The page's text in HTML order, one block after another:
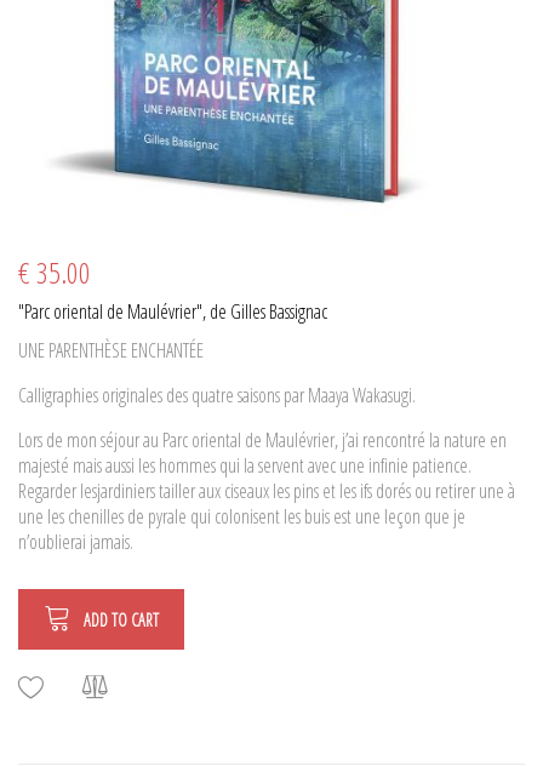
€ 35.00
"Parc oriental de Maulévrier", de Gilles Bassignac
UNE PARENTHÈSE ENCHANTÉE
Calligraphies originales des quatre saisons par Maaya Wakasugi.
Lors de mon séjour au Parc oriental de Maulévrier, j’ai rencontré la nature en
majesté mais aussi les hommes qui la servent avec une infinie patience.
Regarder lesjardiniers tailler aux ciseaux les pins et les ifs dorés ou retirer une à
une les chenilles de pyrale qui colonisent les buis est une leçon que je
n’oublierai jamais.
ADD TO CART